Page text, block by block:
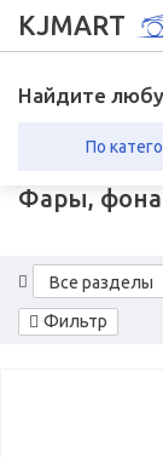
KJMART
Найдите
По
Фары,
Фильтр
Все разделы